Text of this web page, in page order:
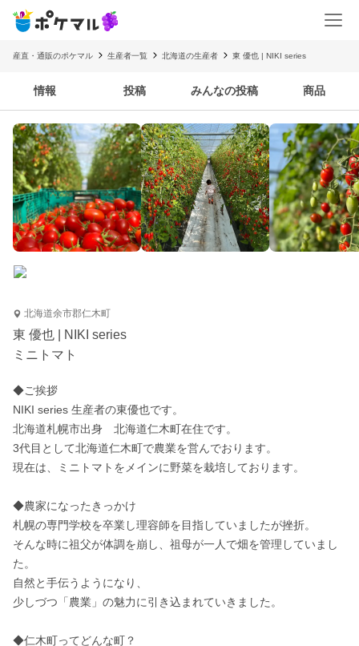
産直・通販のポケマル 生産者一覧 北海道の生産者 東 優也 | NIKI series
情報 投稿 みんなの投稿 商品
北海道余市郡仁木町
東 優也 | NIKI series
ミニトマト
◆ご挨拶
NIKI series 生産者の東優也です。
北海道札幌市出身　北海道仁木町在住です。
3代目として北海道仁木町で農業を営んでおります。
現在は、ミニトマトをメインに野菜を栽培しております。
◆農家になったきっかけ
札幌の専門学校を卒業し理容師を目指していましたが挫折。
そんな時に祖父が体調を崩し、祖母が一人で畑を管理していまし
た。
自然と手伝うようになり、
少しづつ「農業」の魅力に引き込まれていきました。
◆仁木町ってどんな町？